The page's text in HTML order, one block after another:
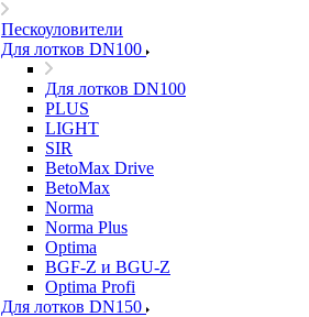
Пескоуловители
Для лотков DN100
Для лотков DN100
PLUS
LIGHT
SIR
BetoMax Drive
BetoMax
Norma
Norma Plus
Optima
BGF-Z и BGU-Z
Optima Profi
Для лотков DN150